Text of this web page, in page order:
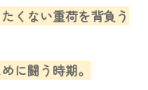
くない重荷を背負う
に闘う時期。